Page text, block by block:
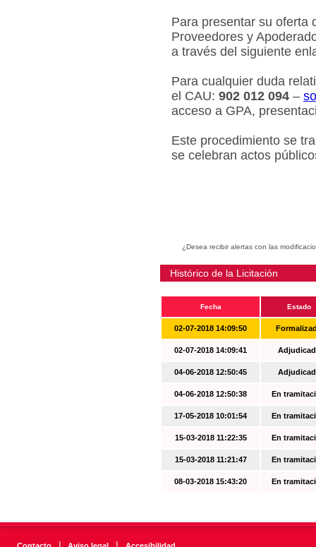
Para presentar su oferta
Proveedores y
a través del siguiente
Para cualquier duda
el CAU: 902 012 094 –
acceso a GPA,
Este procedimiento se
se celebran actos
¿Desea recibir alertas con las
Histórico de la Licitación
Fecha Estado
02-07-2018 14:09:50
02-07-2018 14:09:41
04-06-2018 12:50:45
04-06-2018 12:50:38 En
17-05-2018 10:01:54 En
15-03-2018 11:22:35 En
15-03-2018 11:21:47 En
08-03-2018 15:43:20 En